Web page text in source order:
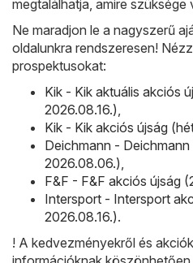
megtalálhatja, amire szüksége
Ne maradjon le a nagyszerű
oldalunkra rendszeresen!
prospektusokat:
Kik - Kik aktuális akciós
2026.08.16.)
Kik - Kik akciós újság
Deichmann -
2026.08.06.)
F&F - F&F akciós újság
Intersport - Intersport
2026.08.16.).
! A kedvezményekről és